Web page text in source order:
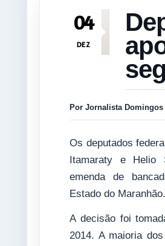
04
DEZ
Por Jornalista Domingos
Os deputados
Itamaraty e Helio
emenda de
Estado do Maranhão.
A decisão foi
2014. A maioria